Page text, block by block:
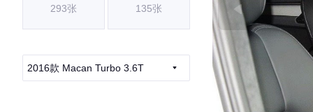
293张 135张
2016款 Macan Turbo 3.6T